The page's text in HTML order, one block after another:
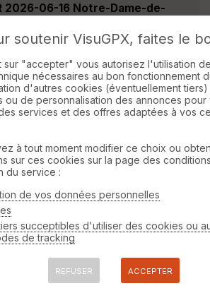
2026-06-16 Notre-Dame-de-
13 km
de Notre-Dame-de-Bellecombe
de passage : Lac des Evettes, Refuge
Le Golet »
Véchin 1743m - (Aravis)
à neige 8 km 520 m
(La Penne) 1186m Superbe randonnée
secondaire des Aravis. Au pied
Praz Véchin offre un très beau
trace était faite ce jour, ce qui facilite
Le sentier est en pente douce sans
la route du col de l'Arpett »
soutenir VisuGPX, faites le
sur "accepter" vous autorisez l'utilisation
nécessaires au bon fonctionnement
d'autres cookies (éventuellement
ou de personnalisation des annonces pour
services et des offres adaptées à vos
à tout moment modifier ce choix ou
sur ces cookies sur la page des
du service :
de vos données personnelles
succeptibles d'utiliser des cookies ou
de tracking
REFUSER ACCEPTER